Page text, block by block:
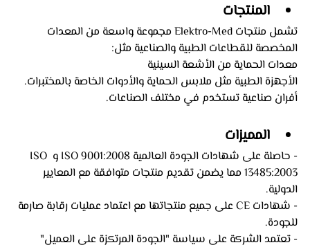
المنتجات
تشمل منتجات Elektro-Med مجموعة واسعة من المعدات
المخصصة للقطاعات الطبية والصناعية مثل:
معدات الحماية من الأشعة السينية
الأجهزة الطبية مثل ملابس الحماية والأدوات الخاصة بالمختبرات.
أفران صناعية تستخدم في مختلف الصناعات.
المميزات
- حاصلة على شهادات الجودة العالمية ISO 9001:2008 و ISO
13485:2003 مما يضمن تقديم منتجات متوافقة مع المعايير
الدولية.
- شهادات CE على جميع منتجاتها مع اعتماد عمليات رقابة صارمة
للجودة.
- تعتمد الشركة على سياسة "الجودة المرتكزة على العميل"